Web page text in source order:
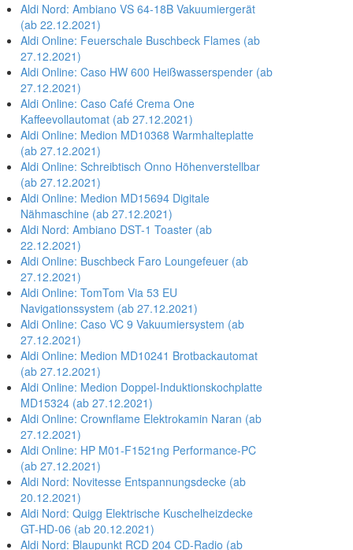
Aldi Nord: Ambiano VS 64-18B Vakuumiergerät
(ab 22.12.2021)
Aldi Online: Feuerschale Buschbeck Flames (ab
27.12.2021)
Aldi Online: Caso HW 600 Heißwasserspender (ab
27.12.2021)
Aldi Online: Caso Café Crema One
Kaffeevollautomat (ab 27.12.2021)
Aldi Online: Medion MD10368 Warmhalteplatte
(ab 27.12.2021)
Aldi Online: Schreibtisch Onno Höhenverstellbar
(ab 27.12.2021)
Aldi Online: Medion MD15694 Digitale
Nähmaschine (ab 27.12.2021)
Aldi Nord: Ambiano DST-1 Toaster (ab
22.12.2021)
Aldi Online: Buschbeck Faro Loungefeuer (ab
27.12.2021)
Aldi Online: TomTom Via 53 EU
Navigationssystem (ab 27.12.2021)
Aldi Online: Caso VC 9 Vakuumiersystem (ab
27.12.2021)
Aldi Online: Medion MD10241 Brotbackautomat
(ab 27.12.2021)
Aldi Online: Medion Doppel-Induktionskochplatte
MD15324 (ab 27.12.2021)
Aldi Online: Crownflame Elektrokamin Naran (ab
27.12.2021)
Aldi Online: HP M01-F1521ng Performance-PC
(ab 27.12.2021)
Aldi Nord: Novitesse Entspannungsdecke (ab
20.12.2021)
Aldi Nord: Quigg Elektrische Kuschelheizdecke
GT-HD-06 (ab 20.12.2021)
Aldi Nord: Blaupunkt RCD 204 CD-Radio (ab